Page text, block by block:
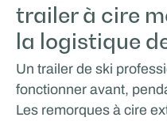
trailer à cire
la logistique
Un trailer de ski
fonctionner avant,
Les remorques à cire